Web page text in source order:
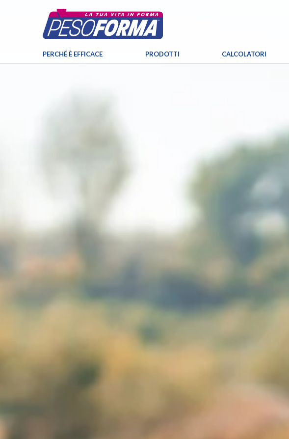
PERCHÉ È EFFICACE PRODOTTI CALCOLATORI